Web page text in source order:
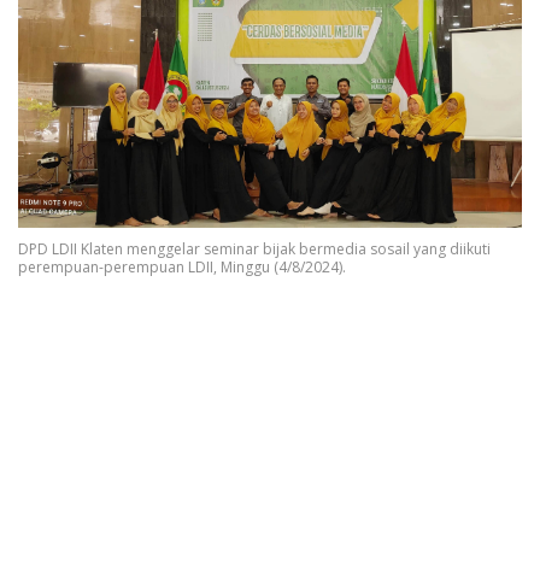
DPD LDII Klaten menggelar seminar bijak bermedia sosail yang diikuti
perempuan-perempuan LDII, Minggu (4/8/2024).